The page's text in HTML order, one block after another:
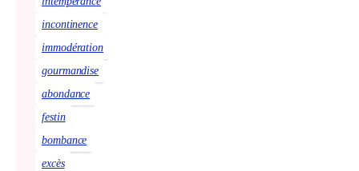
incontinence
immodération
gourmandise
abondance
festin
bombance
excès